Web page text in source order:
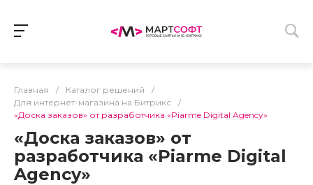
Главная / Каталог решений
/
Для интернет-магазина на Битрикс
/
«Доска заказов» от разработчика «Piarme Digital Agency»
«Доска заказов» от
разработчика «Piarme Digital
Agency»